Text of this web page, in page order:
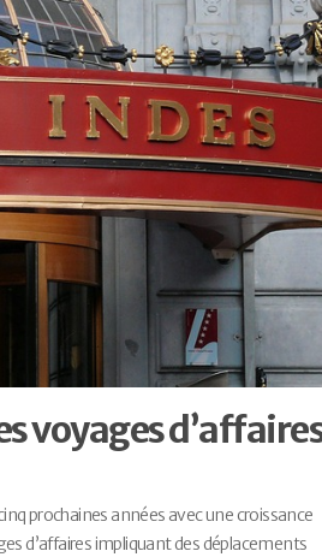
voyages
prochaines années avec une croissance
d’affaires impliquant des déplacements